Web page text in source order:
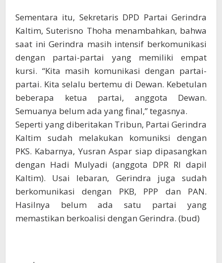
Sementara itu, Sekretaris DPD Partai Gerindra
Kaltim, Suterisno Thoha menambahkan, bahwa
saat ini Gerindra masih intensif berkomunikasi
dengan partai-partai yang memiliki empat
kursi. “Kita masih komunikasi dengan partai-
partai. Kita selalu bertemu di Dewan. Kebetulan
beberapa ketua partai, anggota Dewan.
Semuanya belum ada yang final,” tegasnya.
Seperti yang diberitakan Tribun, Partai Gerindra
Kaltim sudah melakukan komuniksi dengan
PKS. Kabarnya, Yusran Aspar siap dipasangkan
dengan Hadi Mulyadi (anggota DPR RI dapil
Kaltim). Usai lebaran, Gerindra juga sudah
berkomunikasi dengan PKB, PPP dan PAN.
Hasilnya belum ada satu partai yang
memastikan berkoalisi dengan Gerindra. (bud)